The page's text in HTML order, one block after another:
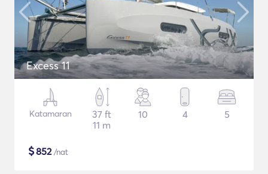
Excess 11
Katamaran
37 ft
11 m
10 4 5
$852/nat